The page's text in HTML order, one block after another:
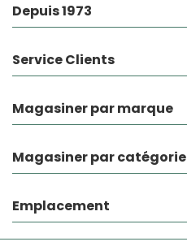
Depuis 1973
Service Clients
Magasiner par marque
Magasiner par catégorie
Emplacement